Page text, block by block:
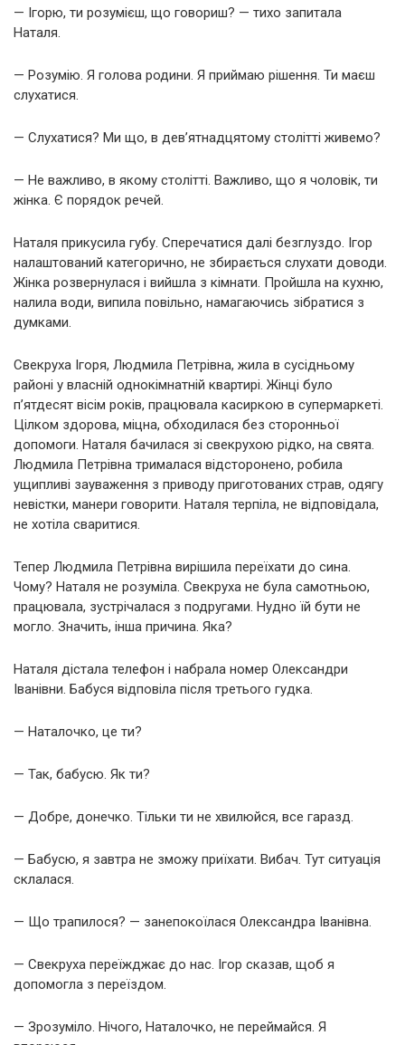
— Ігорю, ти розумієш, що говориш? — тихо запитала
Наталя.
— Розумію. Я голова родини. Я приймаю рішення. Ти маєш
слухатися.
— Слухатися? Ми що, в дев’ятнадцятому столітті живемо?
— Не важливо, в якому столітті. Важливо, що я чоловік, ти
жінка. Є порядок речей.
Наталя прикусила губу. Сперечатися далі безглуздо. Ігор
налаштований категорично, не збирається слухати доводи.
Жінка розвернулася і вийшла з кімнати. Пройшла на кухню,
налила води, випила повільно, намагаючись зібратися з
думками.
Свекруха Ігоря, Людмила Петрівна, жила в сусідньому
районі у власній однокімнатній квартирі. Жінці було
п’ятдесят вісім років, працювала касиркою в супермаркеті.
Цілком здорова, міцна, обходилася без сторонньої
допомоги. Наталя бачилася зі свекрухою рідко, на свята.
Людмила Петрівна трималася відсторонено, робила
ущипливі зауваження з приводу приготованих страв, одягу
невістки, манери говорити. Наталя терпіла, не відповідала,
не хотіла сваритися.
Тепер Людмила Петрівна вирішила переїхати до сина.
Чому? Наталя не розуміла. Свекруха не була самотньою,
працювала, зустрічалася з подругами. Нудно їй бути не
могло. Значить, інша причина. Яка?
Наталя дістала телефон і набрала номер Олександри
Іванівни. Бабуся відповіла після третього гудка.
— Наталочко, це ти?
— Так, бабусю. Як ти?
— Добре, донечко. Тільки ти не хвилюйся, все гаразд.
— Бабусю, я завтра не зможу приїхати. Вибач. Тут ситуація
склалася.
— Що трапилося? — занепокоїлася Олександра Іванівна.
— Свекруха переїжджає до нас. Ігор сказав, щоб я
допомогла з переїздом.
— Зрозуміло. Нічого, Наталочко, не переймайся. Я